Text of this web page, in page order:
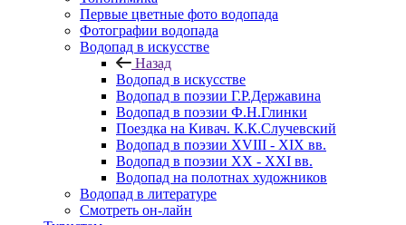
Первые цветные фото водопада
Фотографии водопада
Водопад в искусстве
Назад
Водопад в искусстве
Водопад в поэзии Г.Р.Державина
Водопад в поэзии Ф.Н.Глинки
Поездка на Кивач. К.К.Случевский
Водопад в поэзии XVIII - XIX вв.
Водопад в поэзии XX - XXI вв.
Водопад на полотнах художников
Водопад в литературе
Смотреть он-лайн